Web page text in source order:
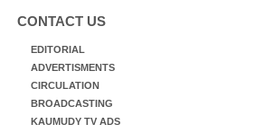
CONTACT US
EDITORIAL
ADVERTISMENTS
CIRCULATION
BROADCASTING
KAUMUDY TV ADS